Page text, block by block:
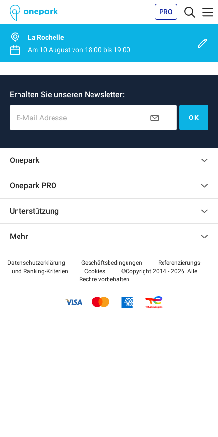
PRO
La Rochelle
Am 10 August von 18:00 bis 19:00
Erhalten Sie unseren Newsletter:
E-Mail Adresse OK
Onepark
Impressum
Onepark PRO
Werden Sie unser Partner
Auf meinen Partnerbereich zugreifen
Unterstützung
Bezahlen Sie Ihren Parkplatz FLOW
Mehr
Datenschutzerklärung | Geschäftsbedingungen |
Referenzierungs-
und Ranking-Kriterien
| Cookies |
©Copyright 2014 - 2026. Alle
Rechte vorbehalten